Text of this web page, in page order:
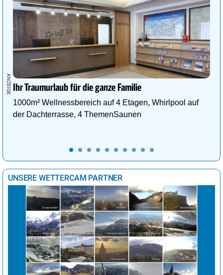
Ihr Traumurlaub für die ganze Familie
1000m² Wellnessbereich auf 4 Etagen, Whirlpool auf
der Dachterrasse, 4 ThemenSaunen
UNSERE WETTERCAM PARTNER